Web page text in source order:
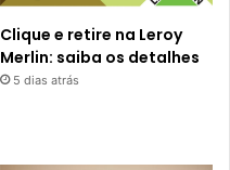
Clique e retire na Leroy
Merlin: saiba os detalhes
5 dias atrás